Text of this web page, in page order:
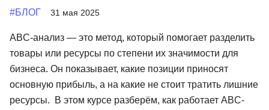
#БЛОГ 31 мая 2025
ABC-анализ — это метод, который помогает разделить
товары или ресурсы по степени их значимости для
бизнеса. Он показывает, какие позиции приносят
основную прибыль, а на какие не стоит тратить лишние
ресурсы. В этом курсе разберём, как работает ABC-
Маркетинг
Дизайн